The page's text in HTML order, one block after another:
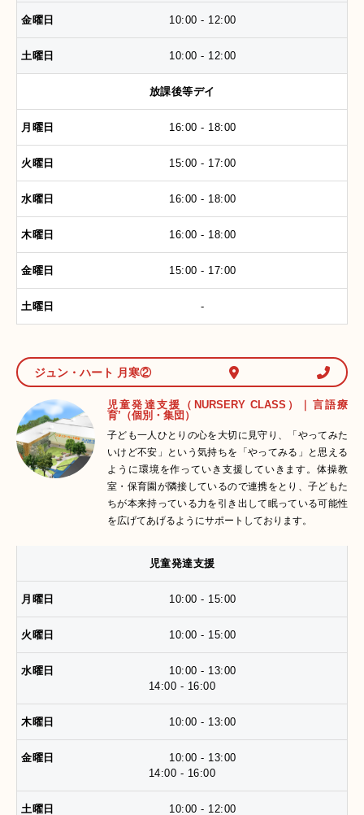
10:00 - 12:00
10:00 - 12:00
放課後等デイ
16:00 - 18:00
15:00 - 17:00
16:00 - 18:00
16:00 - 18:00
15:00 - 17:00
-
ジュン・ハート 月寒②
児童発達支援（NURSERY CLASS）｜言語療
育’（個別・集団）
子ども一人ひとりの心を大切に見守り、「やってみた
いけど不安」という気持ちを「やってみる」と思える
ように環境を作っていき支援していきます。体操教
室・保育園が隣接しているので連携をとり、子どもた
ちが本来持っている力を引き出して眠っている可能性
を広げてあげるようにサポートしております。
児童発達支援
10:00 - 15:00
10:00 - 15:00
10:00 - 13:00
14:00 - 16:00
10:00 - 13:00
10:00 - 13:00
14:00 - 16:00
10:00 - 12:00